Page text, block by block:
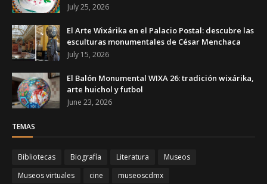
July 25, 2026
El Arte Wixárika en el Palacio Postal: descubre las
esculturas monumentales de César Menchaca
July 15, 2026
El Balón Monumental WIXA 26: tradición wixárika,
arte huichol y futbol
June 23, 2026
TEMAS
Bibliotecas Biografía Literatura
Museos
Museos virtuales
cine museoscdmx